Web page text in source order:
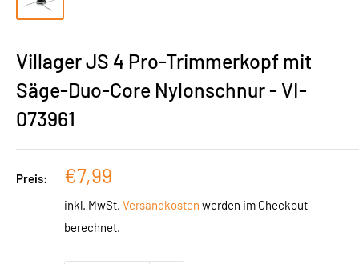
Villager JS 4 Pro-Trimmerkopf mit
Säge-Duo-Core Nylonschnur - VI-
073961
Preis: Sonderpreis
€7,99
inkl. MwSt. Versandkosten werden im Checkout
berechnet.